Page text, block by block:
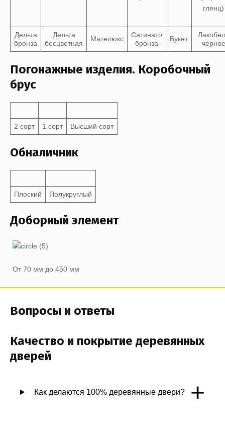
Дельта
бронза
Дельта
бесцветная
Мателюкс
Сатинато
бронза
Букет
черное
Погонажные изделия. Коробочный
брус
2 сорт 1 сорт Высший сорт
Обналичник
Плоский Полукруглый
Доборный элемент
От 70 мм до 450 мм
Вопросы и ответы
Качество и покрытие деревянных
дверей
Как делаются 100% деревянные двери? +